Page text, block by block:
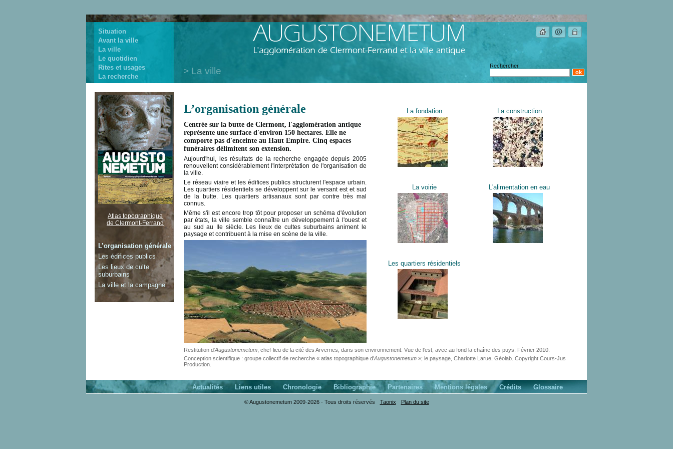
Situation
Avant la ville
La ville
Le quotidien
Rites et usages
La recherche
Rechercher
La ville
La fondation La construction
La voirie L'alimentation en eau
Les quartiers résidentiels
L’organisation générale
Centrée sur la butte de Clermont, l'agglomération antique
représente une surface d'environ 150 hectares. Elle ne
comporte pas d'enceinte au Haut Empire. Cinq espaces
funéraires délimitent son extension.
Aujourd'hui, les résultats de la recherche engagée depuis 2005
renouvellent considérablement l'interprétation de l'organisation de
la ville.
Le réseau viaire et les édifices publics structurent l'espace urbain.
Les quartiers résidentiels se développent sur le versant est et sud
de la butte. Les quartiers artisanaux sont par contre très mal
connus.
Même s'il est encore trop tôt pour proposer un schéma d'évolution
par états, la ville semble connaître un développement à l'ouest et
au sud au IIe siècle. Les lieux de cultes suburbains animent le
paysage et contribuent à la mise en scène de la ville.
Restitution d'Augustonemetum , chef-lieu de la cité des Arvernes, dans son environnement. Vue de l'est, avec au fond la chaîne des puys. Février 2010.
Conception scientifique : groupe collectif de recherche « atlas topographique d'Augustonemetum »; le paysage, Charlotte Larue, Géolab. Copyright Cours-Jus
Production.
Atlas topographique
de Clermont-Ferrand
L’organisation générale
Les édifices publics
Les lieux de culte
suburbains
La ville et la campagne
Actualités Liens utiles Chronologie Bibliographie Partenaires Mentions légales Crédits Glossaire
© Augustonemetum 2009-2026 - Tous droits réservés Taonix Plan du site